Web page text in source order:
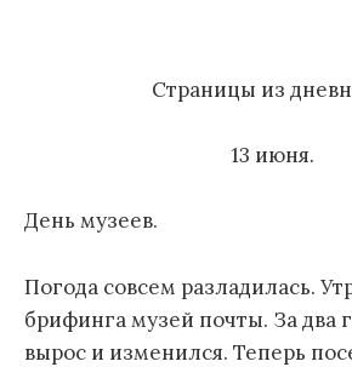
Страницы из
13 июня.
День музеев.
Погода совсем разладилась.
брифинга музей почты. За два
вырос и изменился. Теперь